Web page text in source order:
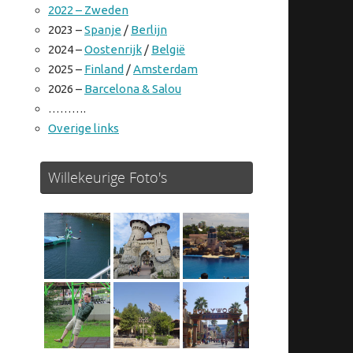
2022 – Zweden
2023 –Spanje / Berlijn
2024 –Oostenrijk / België
2025 – Finland /Amsterdam
2026 – Barcelona & Salou
……….
Overige links
Willekeurige Foto's